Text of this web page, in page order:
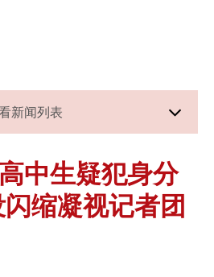
新闻列表
中生疑犯身分
缩凝视记者团